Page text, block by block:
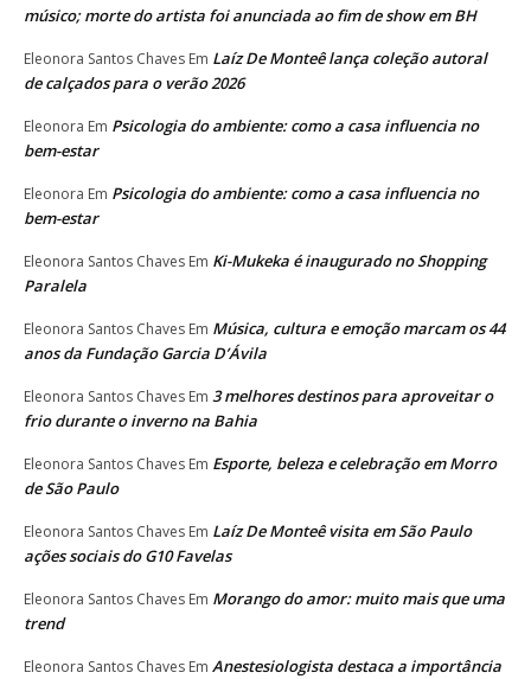
músico; morte do artista foi anunciada ao fim de show em BH
Eleonora Santos Chaves Em Laíz De Monteê lança coleção autoral
de calçados para o verão 2026
Eleonora Em Psicologia do ambiente: como a casa influencia no
bem-estar
Eleonora Em Psicologia do ambiente: como a casa influencia no
bem-estar
Eleonora Santos Chaves Em Ki-Mukeka é inaugurado no Shopping
Paralela
Eleonora Santos Chaves Em Música, cultura e emoção marcam os 44
anos da Fundação Garcia D’Ávila
Eleonora Santos Chaves Em 3 melhores destinos para aproveitar o
frio durante o inverno na Bahia
Eleonora Santos Chaves Em Esporte, beleza e celebração em Morro
de São Paulo
Eleonora Santos Chaves Em Laíz De Monteê visita em São Paulo
ações sociais do G10 Favelas
Eleonora Santos Chaves Em Morango do amor: muito mais que uma
trend
Eleonora Santos Chaves Em Anestesiologista destaca a importância